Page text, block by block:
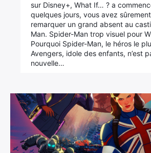
sur Disney+, What If… ? a
quelques jours, vous avez
remarquer un grand absent au
Man. Spider-Man trop visuel pour
Pourquoi Spider-Man, le héros le
Avengers, idole des enfants, n’est
nouvelle…